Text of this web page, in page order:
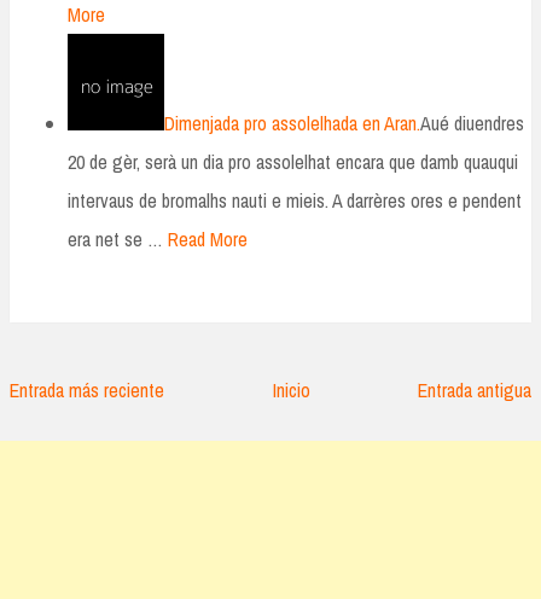
More
Dimenjada pro assolelhada en Aran.Aué diuendres
20 de gèr, serà un dia pro assolelhat encara que damb quauqui
intervaus de bromalhs nauti e mieis. A darrères ores e pendent
era net se … Read More
Entrada más reciente Entrada antigua
Inicio